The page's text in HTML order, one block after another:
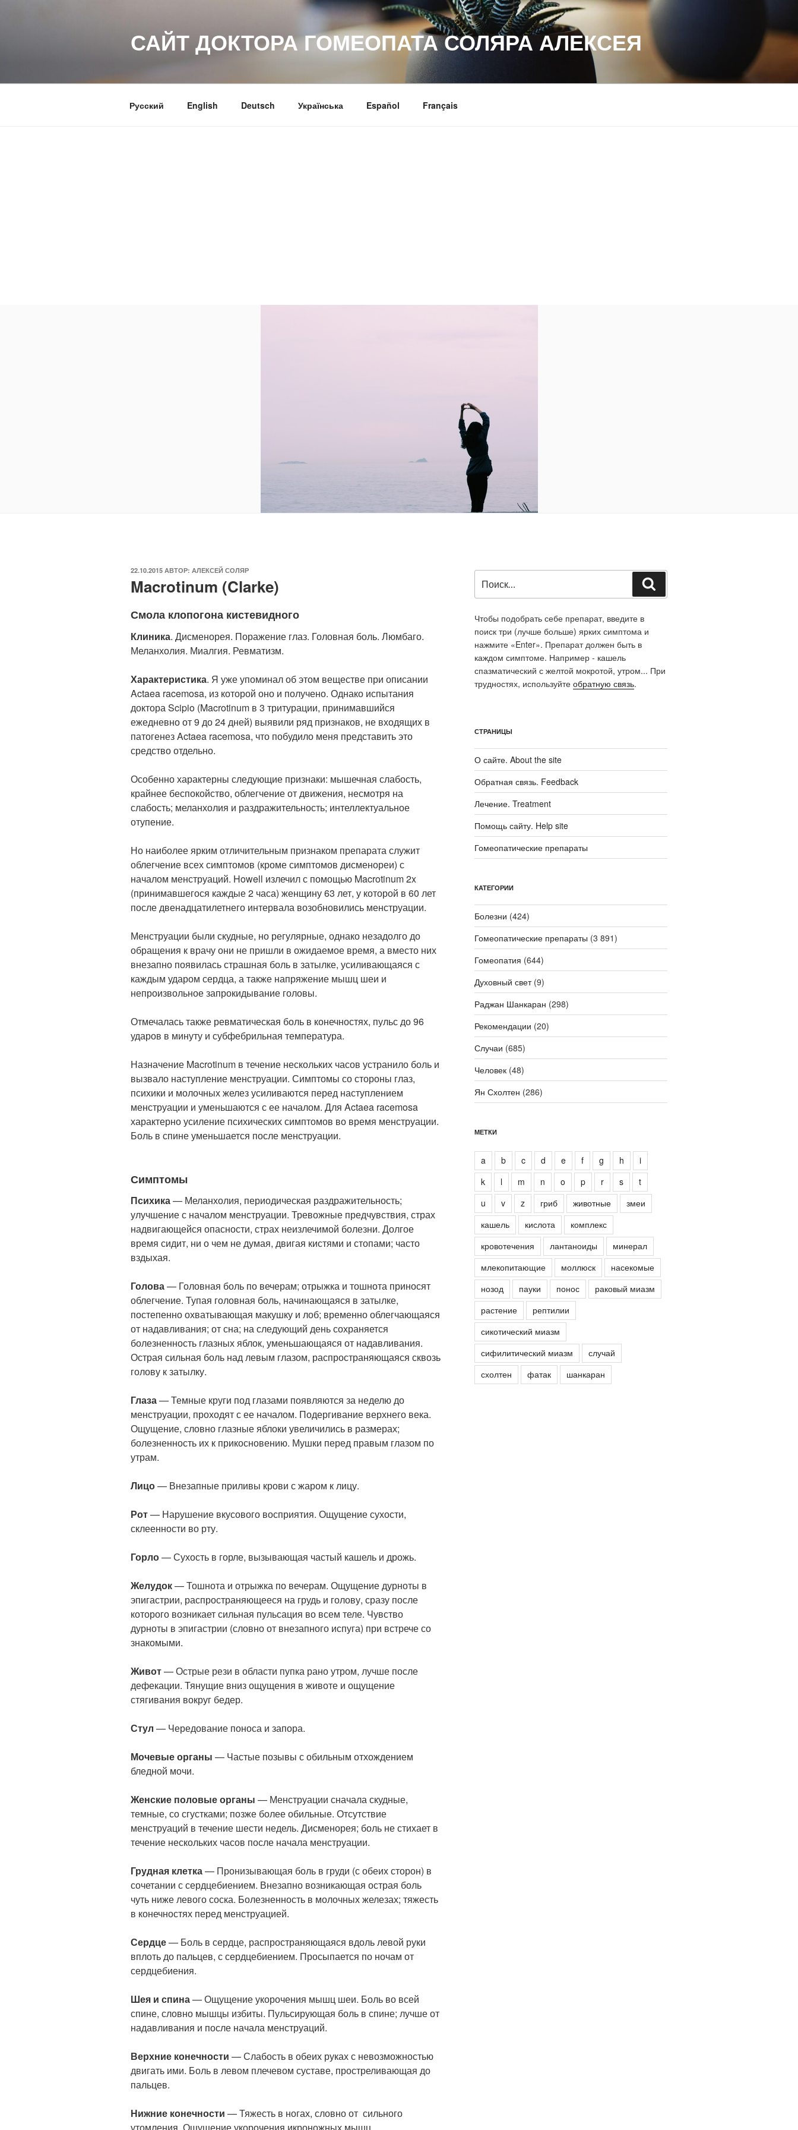
САЙТ ДОКТОРА ГОМЕОПАТА СОЛЯРА АЛЕКСЕЯ
Русский English Deutsch Українська Español Français
ОПУБЛИКОВАНО
22.10.2015 АВТОР: АЛЕКСЕЙ СОЛЯР
Macrotinum (Clarke)
Смола клопогона кистевидного
Клиника. Дисменорея. Поражение глаз. Головная боль. Люмбаго.
Меланхолия. Миалгия. Ревматизм.
Характеристика. Я уже упоминал об этом веществе при описании
Actaea racemosa, из которой оно и получено. Однако испытания
доктора Scipio (Macrotinum в 3 тритурации, принимавшийся
ежедневно от 9 до 24 дней) выявили ряд признаков, не входящих в
патогенез Actaea racemosa, что побудило меня представить это
средство отдельно.
Особенно характерны следующие признаки: мышечная слабость,
крайнее беспокойство, облегчение от движения, несмотря на
слабость; меланхолия и раздражительность; интеллектуальное
отупение.
Но наиболее ярким отличительным признаком препарата служит
облегчение всех симптомов (кроме симптомов дисменореи) с
началом менструаций. Howell излечил с помощью Macrotinum 2x
(принимавшегося каждые 2 часа) женщину 63 лет, у которой в 60 лет
после двенадцатилетнего интервала возобновились менструации.
Менструации были скудные, но регулярные, однако незадолго до
обращения к врачу они не пришли в ожидаемое время, а вместо них
внезапно появилась страшная боль в затылке, усиливающаяся с
каждым ударом сердца, а также напряжение мышц шеи и
непроизвольное запрокидывание головы.
Отмечалась также ревматическая боль в конечностях, пульс до 96
ударов в минуту и субфебрильная температура.
Назначение Macrotinum в течение нескольких часов устранило боль и
вызвало наступление менструации. Симптомы со стороны глаз,
психики и молочных желез усиливаются перед наступлением
менструации и уменьшаются с ее началом. Для Actaea racemosa
характерно усиление психических симптомов во время менструации.
Боль в спине уменьшается после менструации.
Симптомы
Психика— Меланхолия, периодическая раздражительность;
улучшение с началом менструации. Тревожные предчувствия, страх
надвигающейся опасности, страх неизлечимой болезни. Долгое
время сидит, ни о чем не думая, двигая кистями и стопами; часто
вздыхая.
Голова— Головная боль по вечерам; отрыжка и тошнота приносят
облегчение. Тупая головная боль, начинающаяся в затылке,
постепенно охватывающая макушку и лоб; временно облегчающаяся
от надавливания; от сна; на следующий день сохраняется
болезненность глазных яблок, уменьшающаяся от надавливания.
Острая сильная боль над левым глазом, распространяющаяся сквозь
голову к затылку.
Глаза— Темные круги под глазами появляются за неделю до
менструации, проходят с ее началом. Подергивание верхнего века.
Ощущение, словно глазные яблоки увеличились в размерах;
болезненность их к прикосновению. Мушки перед правым глазом по
утрам.
Лицо— Внезапные приливы крови с жаром к лицу.
Рот— Нарушение вкусового восприятия. Ощущение сухости,
склеенности во рту.
Горло— Сухость в горле, вызывающая частый кашель и дрожь.
Желудок— Тошнота и отрыжка по вечерам. Ощущение дурноты в
эпигастрии, распространяющееся на грудь и голову, сразу после
которого возникает сильная пульсация во всем теле. Чувство
дурноты в эпигастрии (словно от внезапного испуга) при встрече со
знакомыми.
Живот— Острые рези в области пупка рано утром, лучше после
дефекации. Тянущие вниз ощущения в животе и ощущение
стягивания вокруг бедер.
Стул — Чередование поноса и запора.
Мочевые органы — Частые позывы с обильным отхождением
бледной мочи.
Женские половые органы — Менструации сначала скудные,
темные, со сгустками; позже более обильные. Отсутствие
менструаций в течение шести недель. Дисменорея; боль не стихает в
течение нескольких часов после начала менструации.
Грудная клетка— Пронизывающая боль в груди (с обеих сторон) в
сочетании с сердцебиением. Внезапно возникающая острая боль
чуть ниже левого соска. Болезненность в молочных железах; тяжесть
в конечностях перед менструацией.
Сердце— Боль в сердце, распространяющаяся вдоль левой руки
вплоть до пальцев, с сердцебиением. Просыпается по ночам от
сердцебиения.
Шея и спина— Ощущение укорочения мышц шеи. Боль во всей
спине, словно мышцы избиты. Пульсирующая боль в спине; лучше от
надавливания и после начала менструаций.
Верхние конечности — Слабость в обеих руках с невозможностью
двигать ими. Боль в левом плечевом суставе, простреливающая до
пальцев.
Нижние конечности — Тяжесть в ногах, словно от сильного
Чтобы подобрать себе препарат, введите в
поиск три (лучше больше) ярких симптома и
нажмите «Enter». Препарат должен быть в
каждом симптоме. Например - кашель
спазматический с желтой мокротой, утром... При
трудностях, используйте обратную связь.
СТРАНИЦЫ
О сайте. About the site
Обратная связь. Feedback
Лечение. Treatment
Помощь сайту. Help site
Гомеопатические препараты
КАТЕГОРИИ
Болезни (424)
Гомеопатические препараты (3 891)
Гомеопатия (644)
Духовный свет(9)
Раджан Шанкаран (298)
Рекомендации (20)
Случаи (685)
Человек(48)
Ян Схолтен (286)
МЕТКИ
a b c d e f g h
i
k
l m n o p r s
t
u
v z гриб животные
змеи
кашель
кислота
комплекс
кровотечения
лантаноиды
минерал
млекопитающие
моллюск
насекомые
нозод
пауки понос
раковый миазм
растение
рептилии
сикотический миазм
сифилитический миазм
случай
схолтен
фатак шанкаран